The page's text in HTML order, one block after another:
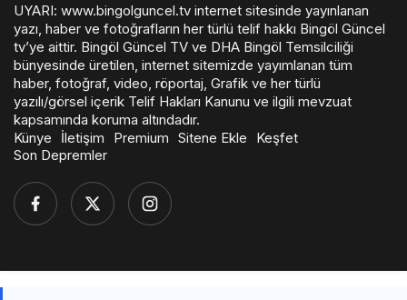
UYARI: www.bingolguncel.tv internet sitesinde yayınlanan
yazı, haber ve fotoğrafların her türlü telif hakkı Bingöl Güncel
tv’ye aittir. Bingöl Güncel TV ve DHA Bingöl Temsilciliği
bünyesinde üretilen, internet sitemizde yayımlanan tüm
haber, fotoğraf, video, röportaj, Grafik ve her türlü
yazılı/görsel içerik Telif Hakları Kanunu ve ilgili mevzuat
kapsamında koruma altındadır.
Künye
İletişim Premium Sitene Ekle
Keşfet
Son Depremler